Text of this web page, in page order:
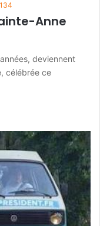
Anne
deviennent
célébrée ce